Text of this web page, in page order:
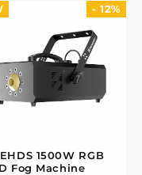
- 12%
1500W RGB
Fog Machine